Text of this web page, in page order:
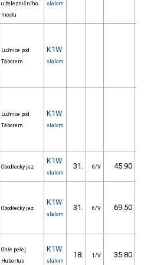
u železničního
mostu
slalom
Lužnice pod
Táborem
K1W
slalom
Lužnice pod
Táborem
K1W
slalom
Obodřecký jez
K1W
slalom
31. 6/V 45.90
Obodřecký jez
K1W
slalom
31. 6/V 69.50
Ohře peřej
Hubertus
K1W
slalom
18. 1/V 35.80